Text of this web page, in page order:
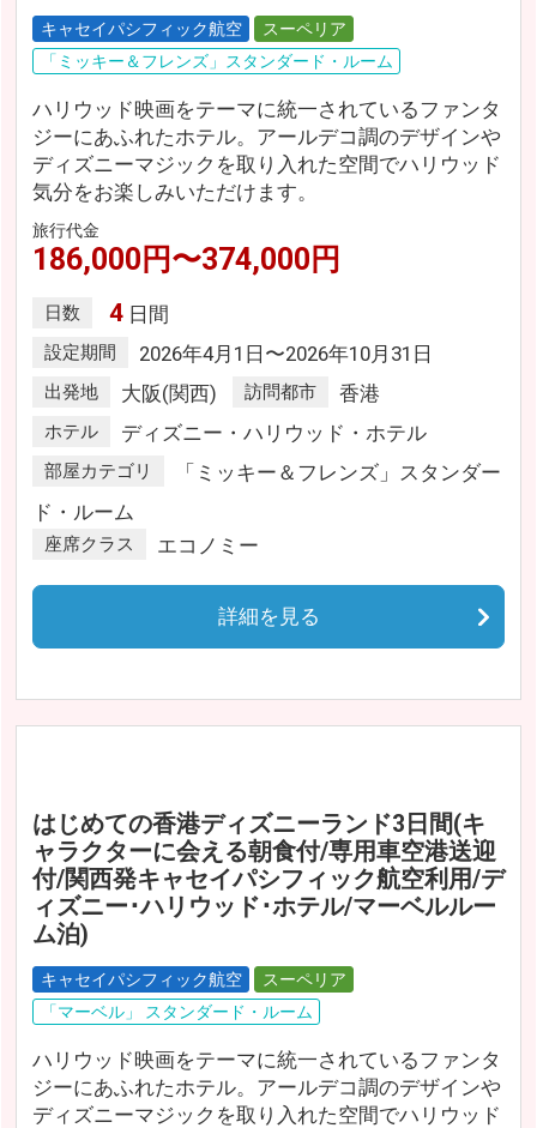
キャセイパシフィック航空
スーペリア
「ミッキー＆フレンズ」スタンダード・ルーム
ハリウッド映画をテーマに統一されているファンタ
ジーにあふれたホテル。アールデコ調のデザインや
ディズニーマジックを取り入れた空間でハリウッド
気分をお楽しみいただけます。
旅行代金
186,000円〜374,000円
日数 4 日間
設定期間 2026年4月1日〜2026年10月31日
出発地 大阪(関西) 訪問都市 香港
ホテル ディズニー・ハリウッド・ホテル
部屋カテゴリ
「ミッキー＆フレンズ」スタンダー
ド・ルーム
座席クラス エコノミー
詳細を見る
はじめての香港ディズニーランド3日間(キ
ャラクターに会える朝食付/専用車空港送迎
付/関西発キャセイパシフィック航空利用/デ
ィズニー･ハリウッド･ホテル/マーベルルー
ム泊)
キャセイパシフィック航空
スーペリア
「マーベル」 スタンダード・ルーム
ハリウッド映画をテーマに統一されているファンタ
ジーにあふれたホテル。アールデコ調のデザインや
ディズニーマジックを取り入れた空間でハリウッド